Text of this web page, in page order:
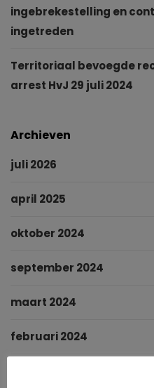
ingebrekestelling en
ingetreden
Territoriaal bevoegde
arrest HvJ 29 juli 2024
Archieven
juli 2026
april 2025
oktober 2024
september 2024
maart 2024
februari 2024